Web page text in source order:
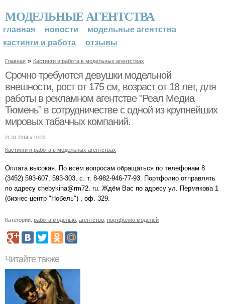
МОДЕЛЬНЫЕ АГЕНТСТВА
главная новости
модельные агентства
кастинги и работа
отзывы
Главная » Кастинги и работа в модельных агентствах
Срочно требуются девушки модельной
внешности, рост от 175 см, возраст от 18 лет, для
работы в рекламном агентстве "Реал Медиа
Тюмень" в сотрудничестве с одной из крупнейших
мировых табачных компаний.
21.01.2014 в 10:20
Кастинги и работа в модельных агентствах
Оплата высокая. По всем вопросам обращаться по телефонам 8
(3452) 593-607, 593-303, с. т. 8-982-946-77-93. Портфолио отправлять
по адресу chebykina@rm72. ru. Ждём Вас по адресу ул. Пермякова 1
(бизнес-центр "Нобель") , оф. 329.
Категории: работа моделью агентство портфолио моделей
Читайте также